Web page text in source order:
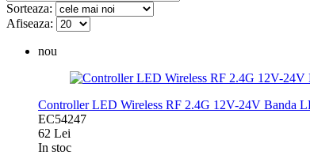
Sorteaza:
Afiseaza:
nou
Controller LED Wireless RF 2.4G 12V-24V
EC54247
62 Lei
In stoc